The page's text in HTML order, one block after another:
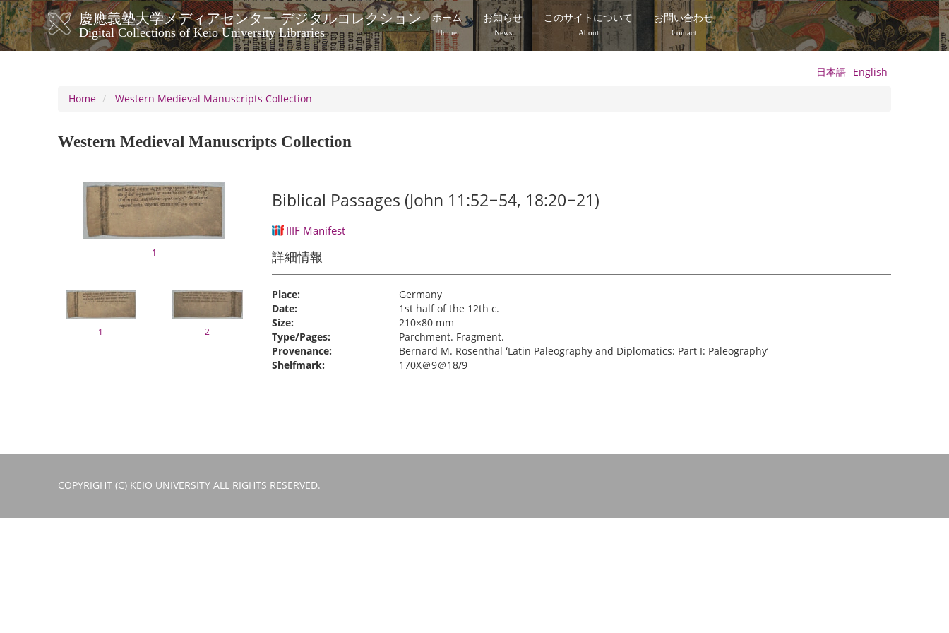
Skip
to
main
content
慶應義塾大学メディアセンター デジタルコレクション
Digital Collections of Keio University Libraries
メ
イ
ビ
シ
ホーム
Home
お知らせ
News
このサイトについて
About
お問い合わせ
Contact
日本語 English
Home
Western Medieval Manuscripts Collection
Western Medieval Manuscripts Collection
1
1 2
Biblical Passages (John 11:52‒54, 18:20‒21)
IIIF Manifest
詳細情報
Place:
Germany
Date:
1st half of the 12th c.
Size:
210×80 mm
Type/Pages:
Parchment. Fragment.
Provenance:
Bernard M. Rosenthal ʻLatin Paleography and Diplomatics: Part I: Paleographyʼ
Shelfmark:
170X＠9＠18/9
COPYRIGHT (C) KEIO UNIVERSITY ALL RIGHTS RESERVED.